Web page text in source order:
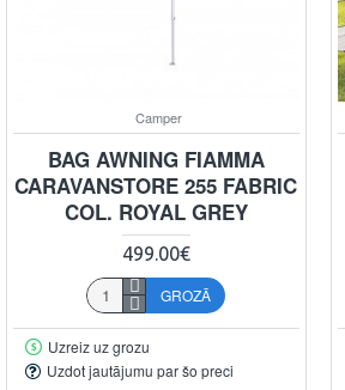
Camper
BAG AWNING FIAMMA
CARAVANSTORE 255 FABRIC
COL. ROYAL GREY
499.00€
GROZĀ
Uzreiz uz grozu
Uzdot jautājumu par šo preci